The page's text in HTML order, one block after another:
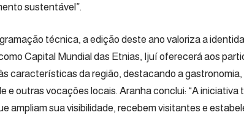
sustentável”.
técnica, a edição deste ano valoriza a
Capital Mundial das Etnias, Ijuí oferecerá aos
características da região, destacando a gastronomia,
e outras vocações locais. Aranha conclui: “A
ampliam sua visibilidade, recebem visitantes e